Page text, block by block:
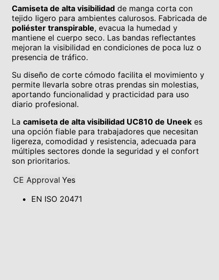
Camiseta de alta visibilidad de manga corta con
tejido ligero para ambientes calurosos. Fabricada de
poliéster transpirable, evacua la humedad y
mantiene el cuerpo seco. Las bandas reflectantes
mejoran la visibilidad en condiciones de poca luz o
presencia de tráfico.
Su diseño de corte cómodo facilita el movimiento y
permite llevarla sobre otras prendas sin molestias,
aportando funcionalidad y practicidad para uso
diario profesional.
La camiseta de alta visibilidad UC810 de Uneek es
una opción fiable para trabajadores que necesitan
ligereza, comodidad y resistencia, adecuada para
múltiples sectores donde la seguridad y el confort
son prioritarios.
CE Approval Yes
EN ISO 20471